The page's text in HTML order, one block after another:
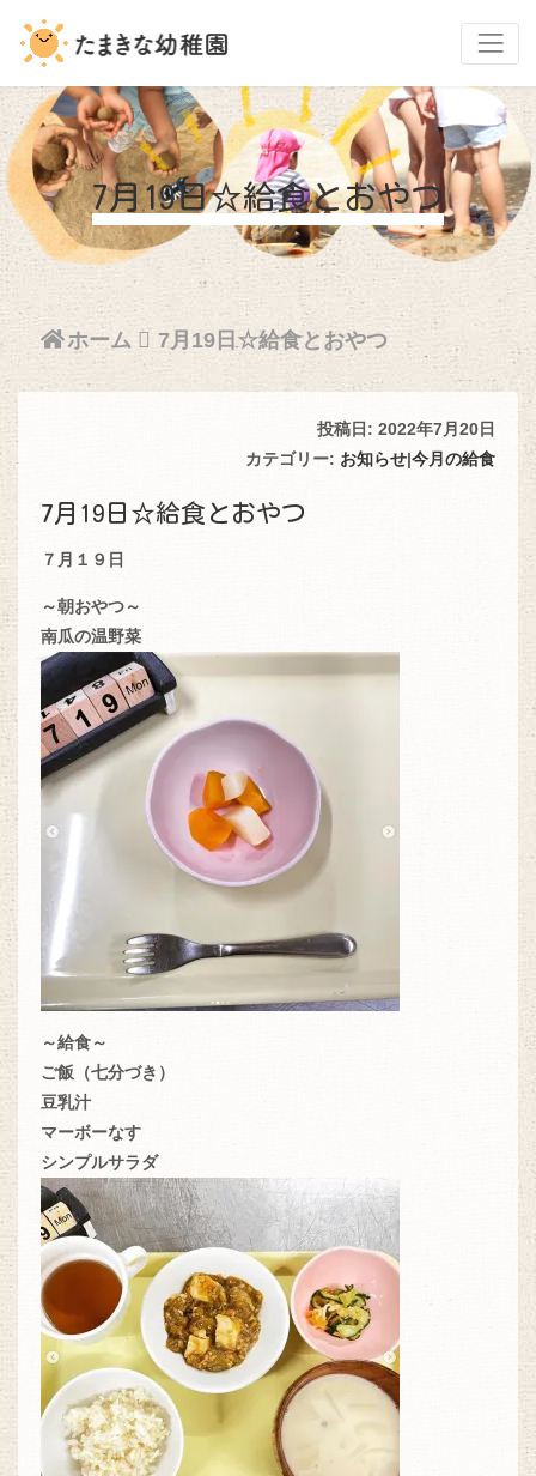
7月19日☆給食とおやつ
ホーム 7月19日☆給食とおやつ
投稿日: 2022年7月20日
カテゴリー: お知らせ|今月の給食
7月19日☆給食とおやつ
７月１９日
～朝おやつ～
南瓜の温野菜
～給食～
ご飯（七分づき）
豆乳汁
マーボーなす
シンプルサラダ